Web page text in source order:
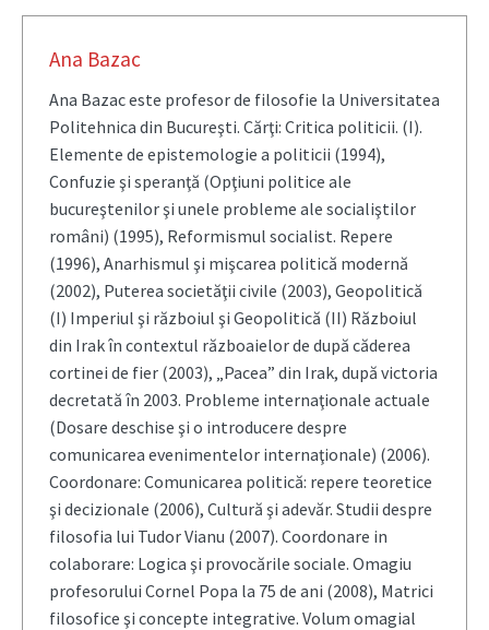
Ana Bazac
Ana Bazac este profesor de filosofie la Universitatea
Politehnica din Bucureşti. Cărţi: Critica politicii. (I).
Elemente de epistemologie a politicii (1994),
Confuzie şi speranţă (Opţiuni politice ale
bucureştenilor şi unele probleme ale socialiştilor
români) (1995), Reformismul socialist. Repere
(1996), Anarhismul şi mişcarea politică modernă
(2002), Puterea societăţii civile (2003), Geopolitică
(I) Imperiul şi războiul şi Geopolitică (II) Războiul
din Irak în contextul războaielor de după căderea
cortinei de fier (2003), „Pacea” din Irak, după victoria
decretată în 2003. Probleme internaţionale actuale
(Dosare deschise şi o introducere despre
comunicarea evenimentelor internaţionale) (2006).
Coordonare: Comunicarea politică: repere teoretice
şi decizionale (2006), Cultură şi adevăr. Studii despre
filosofia lui Tudor Vianu (2007). Coordonare in
colaborare: Logica şi provocările sociale. Omagiu
profesorului Cornel Popa la 75 de ani (2008), Matrici
filosofice şi concepte integrative. Volum omagial